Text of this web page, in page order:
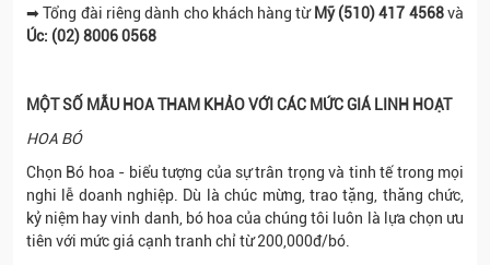
➡ Tổng đài riêng dành cho khách hàng từ Mỹ (510) 417 4568và
Úc: (02) 8006 0568
MỘT SỐ MẪU HOA THAM KHẢO VỚI CÁC MỨC GIÁ LINH HOẠT
HOA BÓ
Chọn Bó hoa - biểu tượng của sự trân trọng và tinh tế trong mọi
nghi lễ doanh nghiệp. Dù là chúc mừng, trao tặng, thăng chức,
kỷ niệm hay vinh danh, bó hoa của chúng tôi luôn là lựa chọn ưu
tiên với mức giá cạnh tranh chỉ từ 200,000đ/bó.